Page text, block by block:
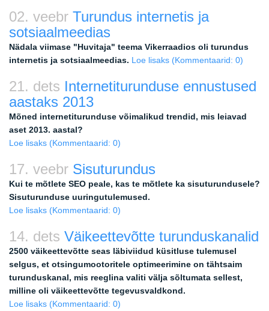
02. veebr Turundus internetis ja
sotsiaalmeedias
Nädala viimase "Huvitaja" teema Vikerraadios oli turundus
internetis ja sotsiaalmeedias. Loe lisaks (Kommentaarid: 0)
21. dets Internetiturunduse ennustused
aastaks 2013
Mõned internetiturunduse võimalikud trendid, mis leiavad
aset 2013. aastal?
Loe lisaks (Kommentaarid: 0)
17. veebr Sisuturundus
Kui te mõtlete SEO peale, kas te mõtlete ka sisuturundusele?
Sisuturunduse uuringutulemused.
Loe lisaks (Kommentaarid: 0)
14. dets Väikeettevõtte turunduskanalid
2500 väikeettevõtte seas läbiviidud küsitluse tulemusel
selgus, et otsingumootoritele optimeerimine on tähtsaim
turunduskanal, mis reeglina valiti välja sõltumata sellest,
milline oli väikeettevõtte tegevusvaldkond.
Loe lisaks (Kommentaarid: 0)